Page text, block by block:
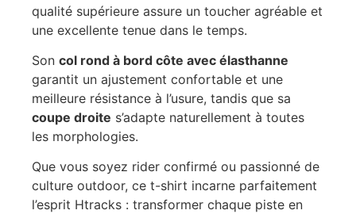
qualité supérieure assure un toucher agréable et
une excellente tenue dans le temps.
Son col rond à bord côte avec élasthanne
garantit un ajustement confortable et une
meilleure résistance à l’usure, tandis que sa
coupe droite s’adapte naturellement à toutes
les morphologies.
Que vous soyez rider confirmé ou passionné de
culture outdoor, ce t-shirt incarne parfaitement
l’esprit Htracks : transformer chaque piste en